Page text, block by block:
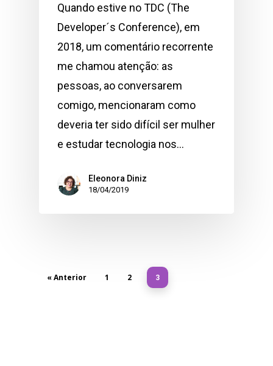
Quando estive no TDC (The
Developer´s Conference), em
2018, um comentário recorrente
me chamou atenção: as
pessoas, ao conversarem
comigo, mencionaram como
deveria ter sido difícil ser mulher
e estudar tecnologia nos…
Eleonora Diniz
18/04/2019
« Anterior 1 2 3